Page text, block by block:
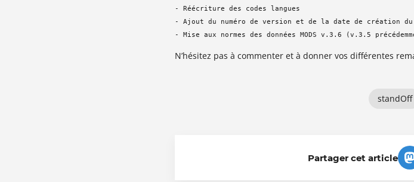
- Réécriture des codes langues
- Ajout du numéro de version et de la date de création
- Mise aux normes des données MODS v.3.6 (v.3.5
N’hésitez pas à commenter et à donner vos différentes
standOff
Partager cet article